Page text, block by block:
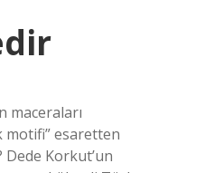
maceraları
motifi” esaretten
Korkut’un